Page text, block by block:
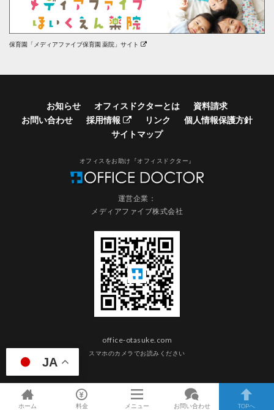
保育園「メディアファイブ保育園 薬院」サイト
お知らせ オフィスドクターとは
資料請求
お問い合わせ
採用情報 リンク
個人情報保護方針
サイトマップ
オフィスをお助け『オフィスドクター』
運営企業：
メディアファイブ株式会社
office-otasuke.com
スマホのカメラでお読みください
ホーム 料金 メニュー お問い合わせ TOPへ
JA